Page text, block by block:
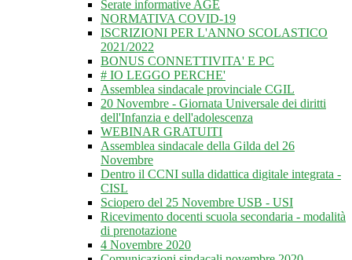
Serate informative AGE
NORMATIVA COVID-19
ISCRIZIONI PER L'ANNO SCOLASTICO
2021/2022
BONUS CONNETTIVITA' E PC
# IO LEGGO PERCHE'
Assemblea sindacale provinciale CGIL
20 Novembre - Giornata Universale dei diritti
dell'Infanzia e dell'adolescenza
WEBINAR GRATUITI
Assemblea sindacale della Gilda del 26
Novembre
Dentro il CCNI sulla didattica digitale integrata -
CISL
Sciopero del 25 Novembre USB - USI
Ricevimento docenti scuola secondaria - modalità
di prenotazione
4 Novembre 2020